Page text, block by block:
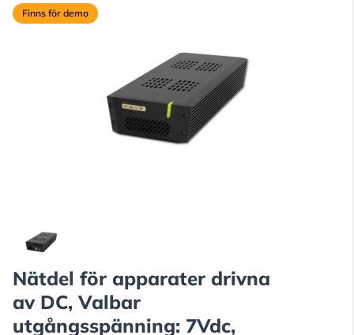
Finns för demo
Nätdel för apparater drivna
av DC, Valbar
utgångsspänning: 7Vdc,